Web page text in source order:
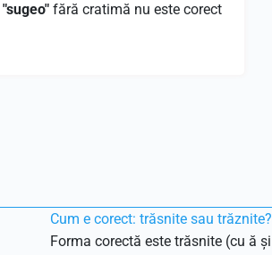
"sugeo" fără cratimă nu este corect
Cum e corect: trăsnite sau trăznite?
Forma corectă este trăsnite (cu ă și